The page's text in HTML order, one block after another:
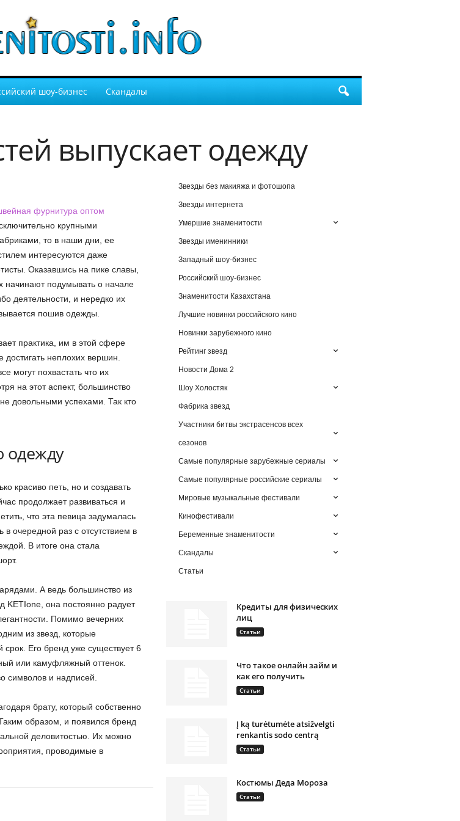
шоу-бизнес Скандалы
выпускает одежду
фурнитура оптом
крупными
то в наши дни, ее
интересуются даже
Оказавшись на пике славы,
начинают подумывать о начале
деятельности, и нередко их
пошив одежды.
практика, им в этой сфере
достигать неплохих вершин.
могут похвастать что их
на этот аспект, большинство
довольными успехами. Так кто
одежду
красиво петь, но и создавать
продолжает развиваться и
что эта певица задумалась
в очередной раз с отсутствием в
В итоге она стала
А ведь большинство из
KETIone, она постоянно радует
Помимо вечерних
из звезд, которые
Его бренд уже существует 6
или камуфляжный оттенок.
символов и надписей.
брату, который собственно
образом, и появился бренд
деловитостью. Их можно
проводимые в
Звезды без макияжа и фотошопа
Звезды интернета
Умершие знаменитости
Звезды именинники
Западный шоу-бизнес
Российский шоу-бизнес
Знаменитости Казахстана
Лучшие новинки российского кино
Новинки зарубежного кино
Рейтинг звезд
Новости Дома 2
Шоу Холостяк
Фабрика звезд
Участники битвы экстрасенсов всех
сезонов
Самые популярные зарубежные сериалы
Самые популярные российские сериалы
Мировые музыкальные фестивали
Кинофестивали
Беременные знаменитости
Скандалы
Статьи
Кредиты для физических
лиц
Статьи
Что такое онлайн займ и
как его получить
Статьи
Į ką turėtumėte atsižvelgti
renkantis sodo centrą
Статьи
Костюмы Деда Мороза
Статьи